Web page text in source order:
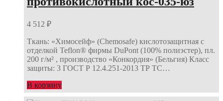
4 512 ₽
Ткань: «Химосейф» (Chemosafe) кислотозащитная с
отделкой Teflon® фирмы DuPont (100% полиэстер), пл.
200 г/м² , производство «Конкордия» (Бельгия) Класс
защиты: 3 ГОСТ Р 12.4.251-2013 ТР ТС…
В корзину